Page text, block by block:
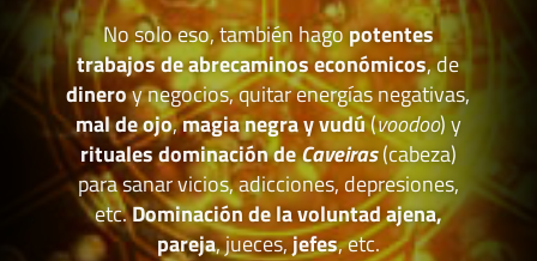
No solo eso, también hagopotentes
trabajos de abrecaminos económicos, de
dineroy negocios, quitar energías negativas,
mal de ojo,magia negra y vudú(voodoo) y
rituales dominación deCaveiras(cabeza)
para sanar vicios, adicciones, depresiones,
etc.Dominación de la voluntad ajena,
pareja, jueces,jefes, etc.